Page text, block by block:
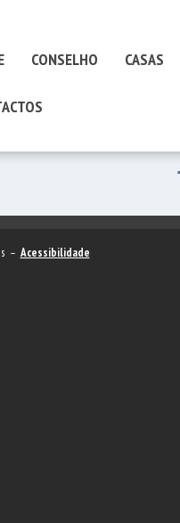
CONSELHO CASAS
– Acessibilidade